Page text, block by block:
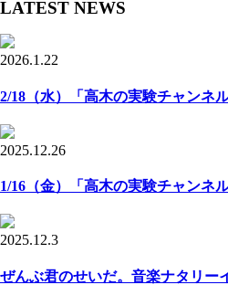
LATEST NEWS
2026.1.22
2/18（水）「高木の実験チャンネ
2025.12.26
1/16（金）「高木の実験チャンネ
2025.12.3
ぜんぶ君のせいだ。音楽ナタリー